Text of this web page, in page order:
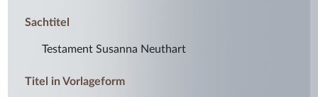
Sachtitel
Testament Susanna Neuthart
Titel in Vorlageform